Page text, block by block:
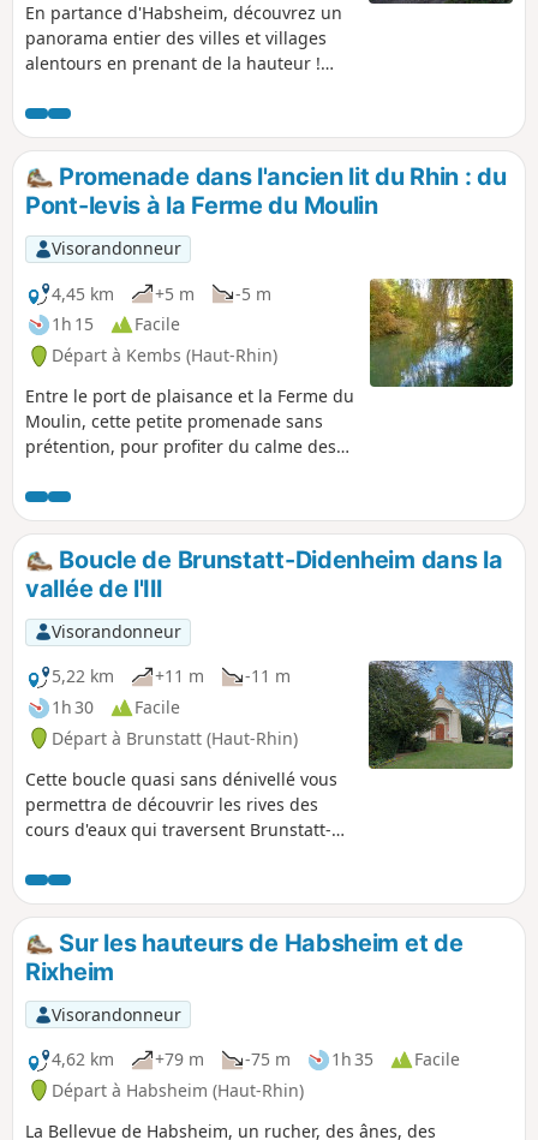
En partance d'Habsheim, découvrez un
panorama entier des villes et villages
alentours en prenant de la hauteur !
centre d'Habsheim, puis par de
charmants lotissements.
Promenade dans l'ancien lit du Rhin : du
Pont-levis à la Ferme du Moulin
Visorandonneur
4,45 km
+5 m
-5 m
1h 15
Facile
Départ à Kembs (Haut-Rhin)
Entre le port de plaisance et la Ferme du
Moulin, cette petite promenade sans
prétention, pour profiter du calme des
Canal d’Alsace et de l’Augraben, montre
encore quelques bras morts ou étangs,
vestiges naturels de l’ancien lit du Rhin.
Boucle de Brunstatt-Didenheim dans la
vallée de l'Ill
Visorandonneur
5,22 km
+11 m
-11 m
1h 30
Facile
Départ à Brunstatt (Haut-Rhin)
Cette boucle quasi sans dénivellé vous
permettra de découvrir les rives des
cours d'eaux qui traversent Brunstatt-
Rhin et le Ruisseau Bachmatta ainsi que
sa végétation. À ne pas pratiquer par
vent fort ni en période de crue
Sur les hauteurs de Habsheim et de
Rixheim
Visorandonneur
4,62 km
+79 m -75 m 1h 35
Facile
Départ à Habsheim (Haut-Rhin)
La Bellevue de Habsheim, un rucher, des ânes, des